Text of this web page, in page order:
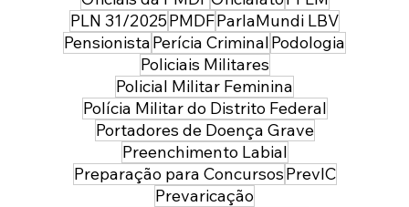
PLN 31/2025PMDFParlaMundi LBV
PensionistaPerícia CriminalPodologia
Policiais Militares
Policial Militar Feminina
Polícia Militar do Distrito Federal
Portadores de Doença Grave
Preenchimento Labial
Preparação para ConcursosPrevIC
Prevaricação